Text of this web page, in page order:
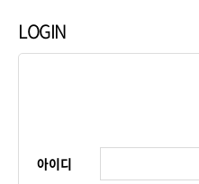
LOGIN
아이디